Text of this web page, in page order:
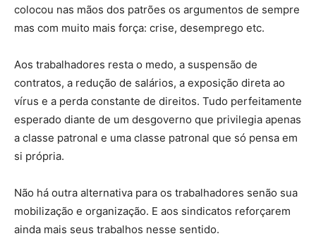
colocou nas mãos dos patrões os argumentos de sempre
mas com muito mais força: crise, desemprego etc.
Aos trabalhadores resta o medo, a suspensão de
contratos, a redução de salários, a exposição direta ao
vírus e a perda constante de direitos. Tudo perfeitamente
esperado diante de um desgoverno que privilegia apenas
a classe patronal e uma classe patronal que só pensa em
si própria.
Não há outra alternativa para os trabalhadores senão sua
mobilização e organização. E aos sindicatos reforçarem
ainda mais seus trabalhos nesse sentido.